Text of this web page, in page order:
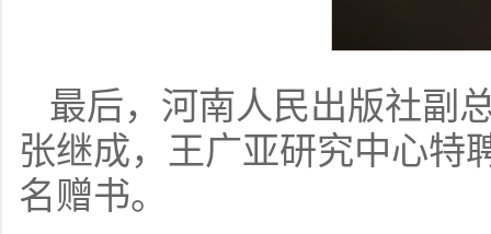
最后，河南人民出版社副
张继成，王广亚研究中心特
名赠书。